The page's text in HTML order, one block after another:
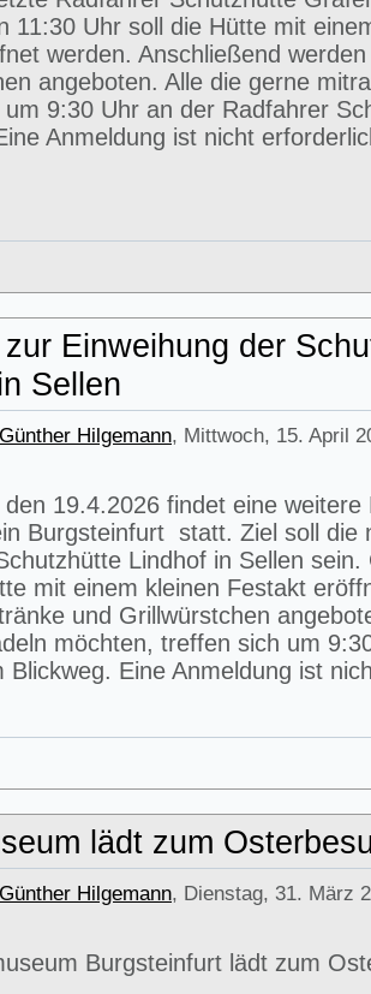
11:30 Uhr soll die Hütte mit
werden. Anschließend
angeboten. Alle die gerne
9:30 Uhr an der Radfahrer
Anmeldung ist nicht
Einweihung der
Sellen
Günther Hilgemann, Mittwoch, 15. April
19.4.2026 findet eine weitere
Burgsteinfurt statt. Ziel soll die
Lindhof in Sellen sein.
mit einem kleinen Festakt
und Grillwürstchen
möchten, treffen sich um
Blickweg. Eine Anmeldung ist
lädt zum
Günther Hilgemann, Dienstag, 31. März
Burgsteinfurt lädt zum